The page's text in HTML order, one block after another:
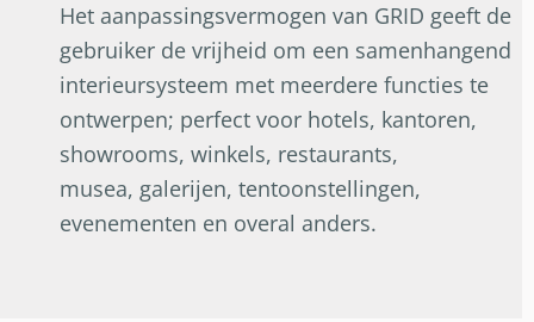
Het aanpassingsvermogen van GRID geeft de
gebruiker de vrijheid om een samenhangend
interieursysteem met meerdere functies te
ontwerpen; perfect voor hotels, kantoren,
showrooms, winkels, restaurants,
musea, galerijen, tentoonstellingen,
evenementen en overal anders.